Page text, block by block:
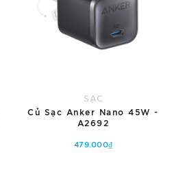
SẠC
Củ Sạc Anker Nano 45W -
A2692
479.000₫